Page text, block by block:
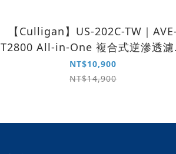
【Culligan】US-202C-TW｜
T2800 All-in-One 複合式逆滲透
RC-A28H
NT$10,900
NT$14,900